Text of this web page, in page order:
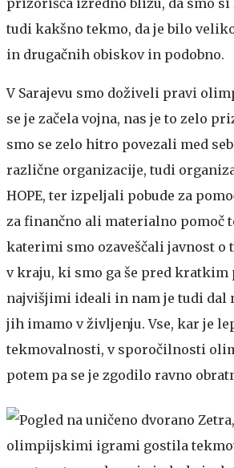
tudi kakšno tekmo, da je bilo
in drugačnih obiskov in podobno.
V Sarajevu smo doživeli pravi
se je začela vojna, nas je to zelo
smo se zelo hitro povezali med
različne organizacije, tudi
HOPE, ter izpeljali pobude za
za finančno ali materialno pomoč
katerimi smo ozaveščali javnost o
v kraju, ki smo ga še pred kratkim
najvišjimi ideali in nam je tudi dal
jih imamo v življenju. Vse, kar je
tekmovalnosti, v sporočilnosti
potem pa se je zgodilo ravno